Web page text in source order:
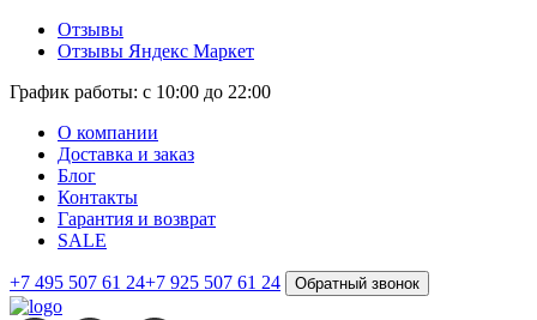
Отзывы
Отзывы Яндекс Маркет
График работы: с 10:00 до 22:00
О компании
Доставка и заказ
Блог
Контакты
Гарантия и возврат
SALE
+7 495 507 61 24+7 925 507 61 24 Обратный звонок